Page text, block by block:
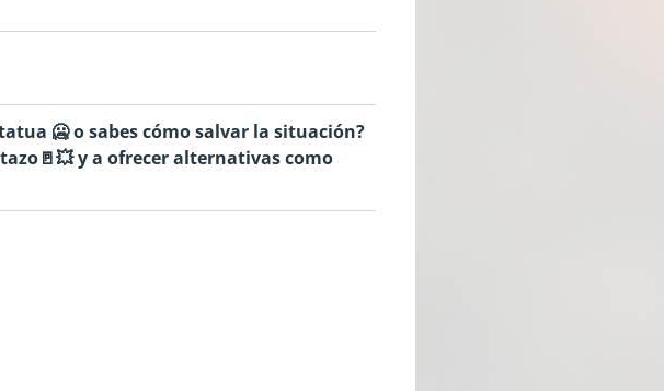
🥶 o sabes cómo salvar la situación?
y a ofrecer alternativas como